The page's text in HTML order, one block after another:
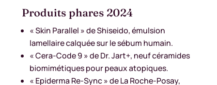
Produits phares 2024
« Skin Parallel » de Shiseido, émulsion
lamellaire calquée sur le sébum humain.
« Cera-Code 9 » de Dr. Jart+, neuf céramides
biomimétiques pour peaux atopiques.
« Epiderma Re-Sync » de La Roche-Posay,